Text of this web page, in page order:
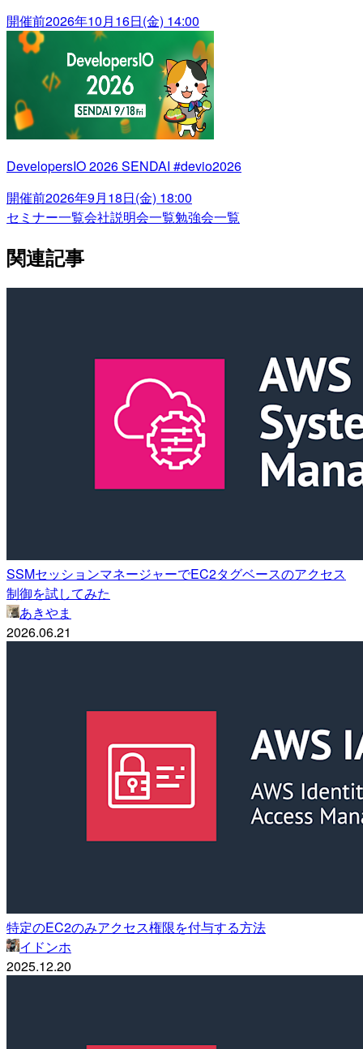
開催前2026年10月16日(金) 14:00
DevelopersIO 2026 SENDAI #devio2026
開催前2026年9月18日(金) 18:00
セミナー一覧会社説明会一覧勉強会一覧
関連記事
SSMセッションマネージャーでEC2タグベースのアクセス
制御を試してみた
あきやま
2026.06.21
特定のEC2のみアクセス権限を付与する方法
イドンホ
2025.12.20